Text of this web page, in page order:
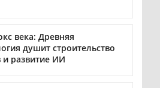
века: Древняя
душит строительство
развитие ИИ